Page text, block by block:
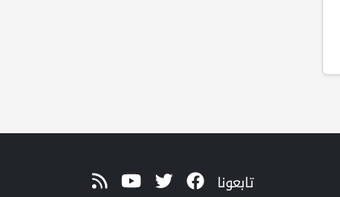
تابعونا